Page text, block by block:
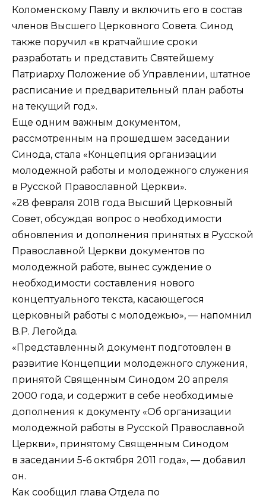
Коломенскому Павлу и включить его в состав
членов Высшего Церковного Совета. Синод
также поручил «в кратчайшие сроки
разработать и представить Святейшему
Патриарху Положение об Управлении, штатное
расписание и предварительный план работы
на текущий год».
Еще одним важным документом,
рассмотренным на прошедшем заседании
Синода, стала «Концепция организации
молодежной работы и молодежного служения
в Русской Православной Церкви».
«28 февраля 2018 года Высший Церковный
Совет, обсуждая вопрос о необходимости
обновления и дополнения принятых в Русской
Православной Церкви документов по
молодежной работе, вынес суждение о
необходимости составления нового
концептуального текста, касающегося
церковный работы с молодежью», — напомнил
В.Р. Легойда.
«Представленный документ подготовлен в
развитие Концепции молодежного служения,
принятой Священным Синодом 20 апреля
2000 года, и содержит в себе необходимые
дополнения к документу «Об организации
молодежной работы в Русской Православной
Церкви», принятому Священным Синодом
в заседании 5-6 октября 2011 года», — добавил
он.
Как сообщил глава Отдела по